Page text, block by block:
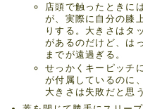
店頭で触ったときに
が、実際に自分の膝
りする。大きさはタ
があるのだけど、は
までが遠過ぎる。
せっかくキーピッチ
が付属しているのに
大きさは失敗だと思う